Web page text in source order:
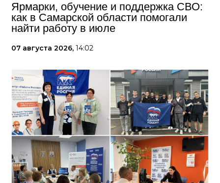
Ярмарки, обучение и поддержка СВО:
как в Самарской области помогали
найти работу в июле
07 августа 2026, 14:02